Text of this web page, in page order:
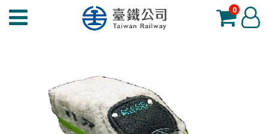
臺
0 登
入